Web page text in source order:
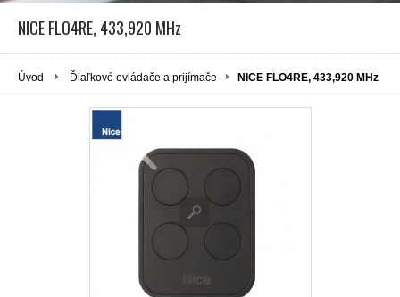
NICE FLO4RE, 433,920 MHz
Úvod Ďiaľkové ovládače a prijímače NICE FLO4RE, 433,920 MHz